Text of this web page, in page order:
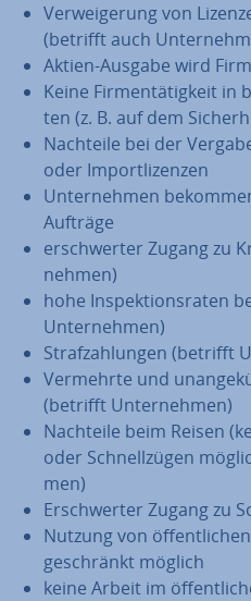
Ver­wei­ge­rung von
(betrifft auch
Aktien-Ausgabe wird
Keine Fir­men­tä­tig­keit in
ten (z. B. auf dem
Nachteile bei der
oder Im­port­li­zen­zen
Un­ter­neh­men
Aufträge
er­schwer­ter Zugang zu
neh­men)
hohe In­spek­ti­ons­ra­ten
Un­ter­neh­men)
Straf­zah­lun­gen (betrifft
Vermehrte und
(betrifft Un­ter­neh­men)
Nachteile beim Reisen
oder Schnell­zü­gen
men)
Er­schwer­ter Zugang zu
Nutzung von
ge­schränkt möglich
keine Arbeit im